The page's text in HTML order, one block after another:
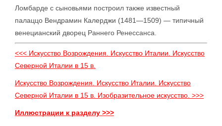
Ломбарде с сыновьями построил также известный
палаццо Вендрамин Калерджи (1481—1509) — типичный
венецианский дворец Раннего Ренессанса.
<<< Искусство Возрождения. Искусство Италии. Искусство
Северной Италии в 15 в.
Искусство Возрождения. Искусство Италии. Искусство
Северной Италии в 15 в. Изобразительное искусство. >>>
Иллюстрации к разделу >>>